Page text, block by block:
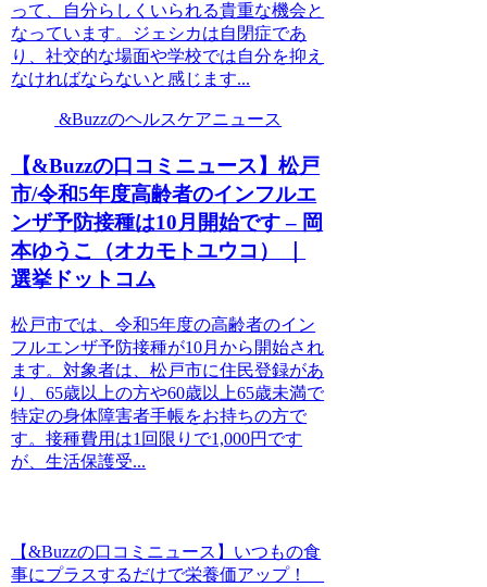
って、自分らしくいられる貴重な機会と
なっています。ジェシカは自閉症であ
り、社交的な場面や学校では自分を抑え
なければならないと感じます...
&Buzzのヘルスケアニュース
【&Buzzの口コミニュース】松戸
市/令和5年度高齢者のインフルエ
ンザ予防接種は10月開始です – 岡
本ゆうこ（オカモトユウコ） ｜
選挙ドットコム
松戸市では、令和5年度の高齢者のイン
フルエンザ予防接種が10月から開始され
ます。対象者は、松戸市に住民登録があ
り、65歳以上の方や60歳以上65歳未満で
特定の身体障害者手帳をお持ちの方で
す。接種費用は1回限りで1,000円です
が、生活保護受...
【&Buzzの口コミニュース】いつもの食
事にプラスするだけで栄養価アップ！